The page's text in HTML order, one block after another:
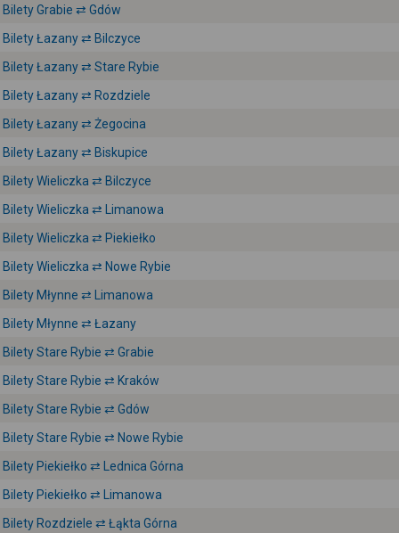
Bilety Grabie ⇄ Gdów
Bilety Łazany ⇄ Bilczyce
Bilety Łazany ⇄ Stare Rybie
Bilety Łazany ⇄ Rozdziele
Bilety Łazany ⇄ Żegocina
Bilety Łazany ⇄ Biskupice
Bilety Wieliczka ⇄ Bilczyce
Bilety Wieliczka ⇄ Limanowa
Bilety Wieliczka ⇄ Piekiełko
Bilety Wieliczka ⇄ Nowe Rybie
Bilety Młynne ⇄ Limanowa
Bilety Młynne ⇄ Łazany
Bilety Stare Rybie ⇄ Grabie
Bilety Stare Rybie ⇄ Kraków
Bilety Stare Rybie ⇄ Gdów
Bilety Stare Rybie ⇄ Nowe Rybie
Bilety Piekiełko ⇄ Lednica Górna
Bilety Piekiełko ⇄ Limanowa
Bilety Rozdziele ⇄ Łąkta Górna